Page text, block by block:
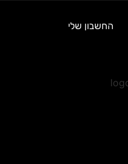
החשבון שלי